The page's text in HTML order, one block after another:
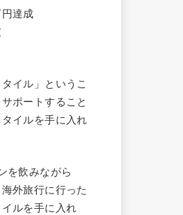
達成
イル」というこ
ポートすること
イルを手に入れ
を飲みながら
外旅行に行った
ルを手に入れ